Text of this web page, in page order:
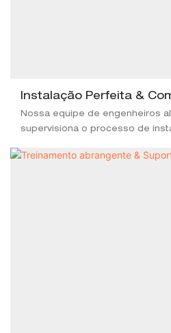
Instalação Perfeita &
Nossa equipe de engenheiros
supervisiona o processo de
funcionalidade impecável de